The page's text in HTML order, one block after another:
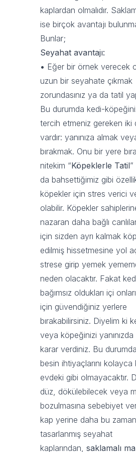
kaplardan olmalıdır.
ise birçok avantajı
Bunlar;
Seyahat avantajı:
• Eğer bir örnek verecek
uzun bir seyahate çıkmak
zorundasınız ya da tatil
Bu durumda kedi-
tercih etmeniz gereken iki
vardır: yanınıza almak
bırakmak. Onu bir yere
nitekim “Köpeklerle Tatil”
da bahsettiğimiz gibi
köpekler için stres verici
olabilir. Köpekler
nazaran daha bağlı
için sizden ayrı kalmak
edilmiş hissetmesine yol
strese girip yemek
neden olacaktır. Fakat
bağımsız oldukları içi
için güvendiğiniz yerlere
bırakabilirsiniz. Diyelim ki
veya köpeğinizi
karar verdiniz. Bu
besin ihtiyaçlarını kolayca
evdeki gibi olmayacaktır.
düz, dökülebilecek veya
bozulmasına sebebiyet
kap yerine daha bu
tasarlanmış seyahat
kaplarından, saklamalı